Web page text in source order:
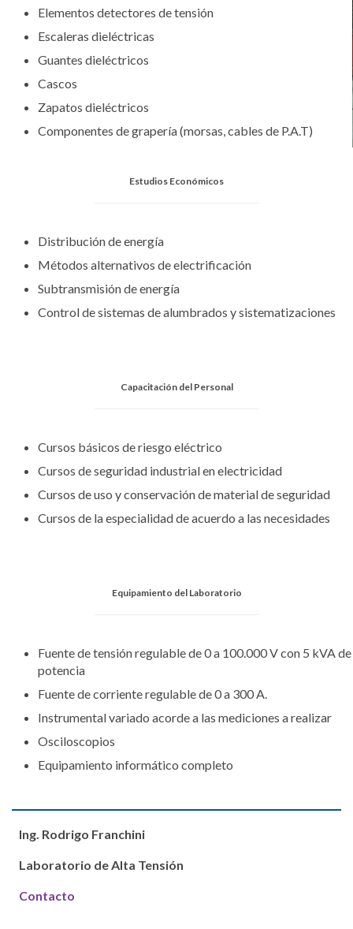
Elementos detectores de tensión
Escaleras dieléctricas
Guantes dieléctricos
Cascos
Zapatos dieléctricos
Componentes de grapería (morsas, cables de P.A.T)
Estudios Económicos
Distribución de energía
Métodos alternativos de electrificación
Subtransmisión de energía
Control de sistemas de alumbrados y sistematizaciones
Capacitación del Personal
Cursos básicos de riesgo eléctrico
Cursos de seguridad industrial en electricidad
Cursos de uso y conservación de material de seguridad
Cursos de la especialidad de acuerdo a las necesidades
Equipamiento del Laboratorio
Fuente de tensión regulable de 0 a 100.000 V con 5 kVA de
potencia
Fuente de corriente regulable de 0 a 300 A.
Instrumental variado acorde a las mediciones a realizar
Osciloscopios
Equipamiento informático completo
Ing. Rodrigo Franchini
Laboratorio de Alta Tensión
Contacto